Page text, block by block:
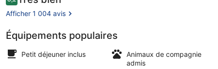
Extérieur
voyageurs
8,2 sur 10
Afficher 1 004 avis
Équipements populaires
Petit déjeuner inclus
Animaux de compagnie
admis